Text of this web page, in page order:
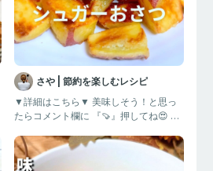
さや | 節約を楽しむレシピ
▼詳細はこちら▼ 美味しそう！と思っ
たらコメント欄に 『🍠』押してね😍 作